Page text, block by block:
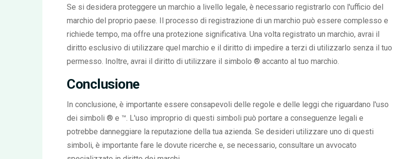
Se si desidera proteggere un marchio a livello legale, è necessario registrarlo con l'ufficio del
marchio del proprio paese. Il processo di registrazione di un marchio può essere complesso e
richiede tempo, ma offre una protezione significativa. Una volta registrato un marchio, avrai il
diritto esclusivo di utilizzare quel marchio e il diritto di impedire a terzi di utilizzarlo senza il tuo
permesso. Inoltre, avrai il diritto di utilizzare il simbolo ® accanto al tuo marchio.
Conclusione
In conclusione, è importante essere consapevoli delle regole e delle leggi che riguardano l'uso
dei simboli ® e ™. L'uso improprio di questi simboli può portare a conseguenze legali e
potrebbe danneggiare la reputazione della tua azienda. Se desideri utilizzare uno di questi
simboli, è importante fare le dovute ricerche e, se necessario, consultare un avvocato